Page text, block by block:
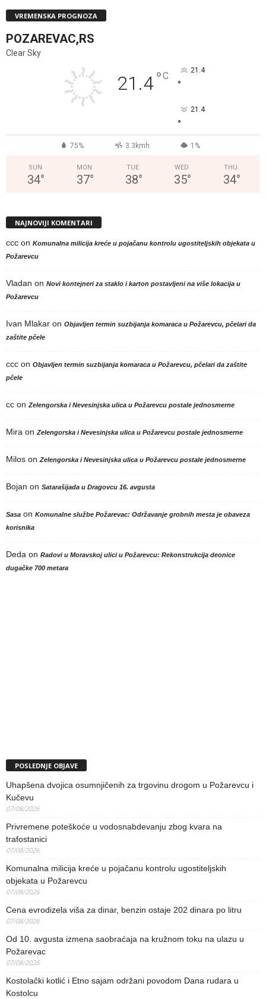
VREMENSKA PROGNOZA
POZAREVAC,RS
Clear Sky
21.4°C 21.4
°
21.4
°
75% 3.3kmh 1%
SUN
34°
MON
37°
TUE
38°
WED
35°
THU
34°
NAJNOVIJI KOMENTARI
ccc on Komunalna milicija kreće u pojačanu kontrolu ugostiteljskih objekata u
Požarevcu
Vladan on Novi kontejneri za staklo i karton postavljeni na više lokacija u
Požarevcu
Ivan Mlakar on Objavljen termin suzbijanja komaraca u Požarevcu, pčelari da
zaštite pčele
ccc on Objavljen termin suzbijanja komaraca u Požarevcu, pčelari da zaštite
pčele
cc on Zelengorska i Nevesinjska ulica u Požarevcu postale jednosmerne
Mira on Zelengorska i Nevesinjska ulica u Požarevcu postale jednosmerne
Milos on Zelengorska i Nevesinjska ulica u Požarevcu postale jednosmerne
Bojan on Satarašijada u Dragovcu 16. avgusta
Sasa on Komunalne službe Požarevac: Održavanje grobnih mesta je obaveza
korisnika
Deda on Radovi u Moravskoj ulici u Požarevcu: Rekonstrukcija deonice
dugačke 700 metara
POSLEDNJE OBJAVE
Uhapšena dvojica osumnjičenih za trgovinu drogom u Požarevcu i
Kučevu
07/08/2026
Privremene poteškoće u vodosnabdevanju zbog kvara na
trafostanici
07/08/2026
Komunalna milicija kreće u pojačanu kontrolu ugostiteljskih
objekata u Požarevcu
07/08/2026
Cena evrodizela viša za dinar, benzin ostaje 202 dinara po litru
07/08/2026
Od 10. avgusta izmena saobraćaja na kružnom toku na ulazu u
Požarevac
07/08/2026
Kostolački kotlić i Etno sajam održani povodom Dana rudara u
Kostolcu